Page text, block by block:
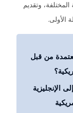
المختلفة، وتقديم
الأولى.
من قبل
الإنجليزية